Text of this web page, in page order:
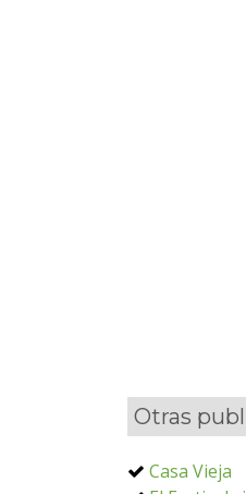
Otras
Casa Vieja